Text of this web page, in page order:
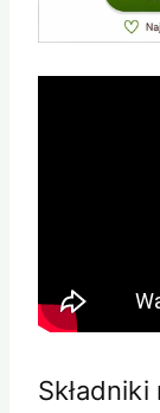
Składniki